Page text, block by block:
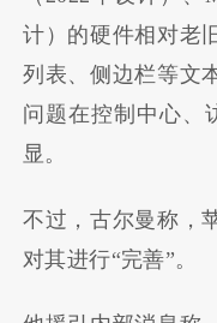
计）的硬件相对老
列表、侧边栏等文
问题在控制中心、
显。
不过，古尔曼称，
对其进行“完善”。